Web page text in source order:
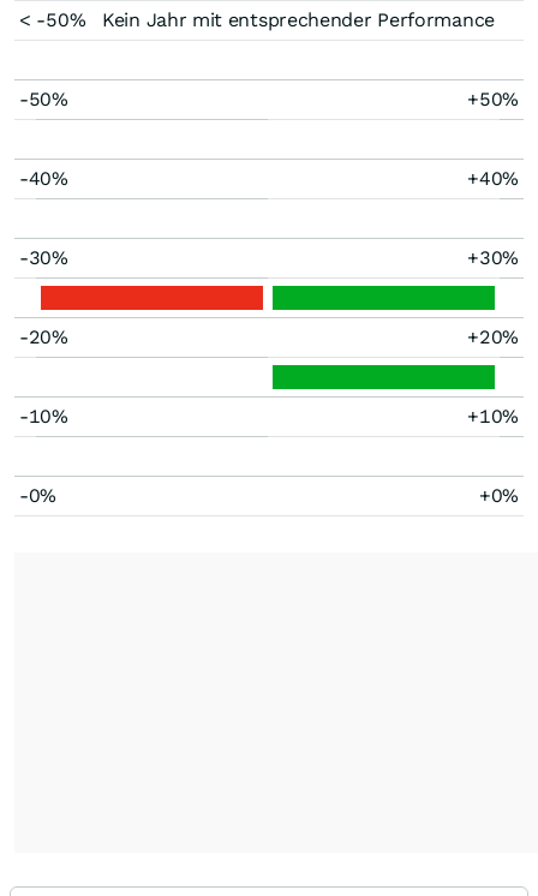
< -50%
Kein Jahr mit entsprechender Performance
-50% +50%
-40% +40%
-30% +30%
-20% +20%
-10% +10%
-0% +0%